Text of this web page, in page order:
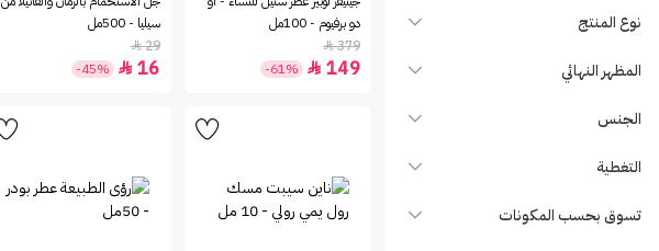
Britney Spears
Bvlgari
Byredo
CALLA Makeup
CALLA Makeup Tools
نوع المنتج
المظهر النهائي
الجنس
التغطية
تسوق بحسب المكونات
دو برفيوم - 100مل
379

149

-61%
سيليا - 500مل
29

16

-45%